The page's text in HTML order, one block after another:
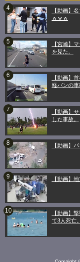
【動画】
ｗｗｗ
【宮崎】
を見た。
【動画】
軽バンの車
【動画】
した事故。
【動画】
【動画】
【動画】
て3人死亡。